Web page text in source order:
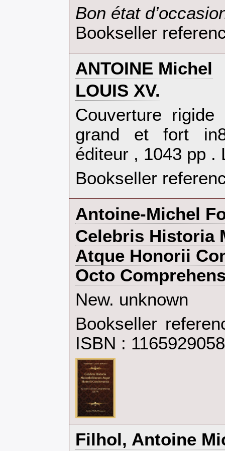
‎Bon état
Bookseller
‎ANTOINE Michel‎
‎LOUIS XV.‎
‎Couverture
grand et fort
éditeur , 1043 pp .
Bookseller
‎Antoine-Michel
‎Celebris Historia
Atque Honorii
Octo
‎New. unknown‎
Bookseller
ISBN :
‎Filhol, Antoine